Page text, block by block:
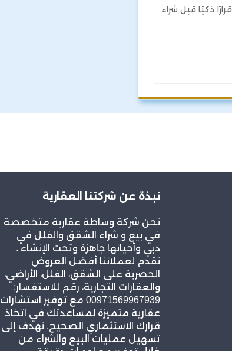
شقق للبيع في نخلة جميرا | 11 قرارًا ذكيًا قبل شراء
نبذة عن شركتنا العقارية
نحن شركة وساطة عقارية متخصصة
في بيع و شراء الشقق والفلل في
دبي وأحيائها جاهزة وتحت الإنشاء .
نقدم لعملائنا أفضل العروض
الحصرية على الشقق، الفلل، الأراضي،
والعقارات التجارية، رقم للاستفسار:
00971569967939 مع توفير استشارات
عقارية متميزة لمساعدتك في اتخاذ
قرارك الاستثماري الصحيح. نهدف إلى
تسهيل عمليات البيع والشراء من